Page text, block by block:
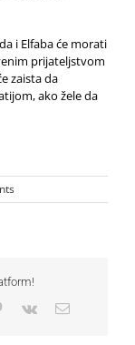
i Elfaba će morati
prijateljstvom
zaista da
ako žele da
Pinterest
Vk Email